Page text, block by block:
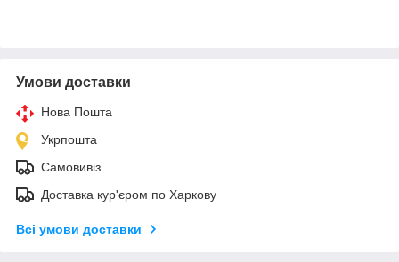
Умови доставки
Нова Пошта
Укрпошта
Самовивіз
Доставка кур'єром по Харкову
Всі умови доставки